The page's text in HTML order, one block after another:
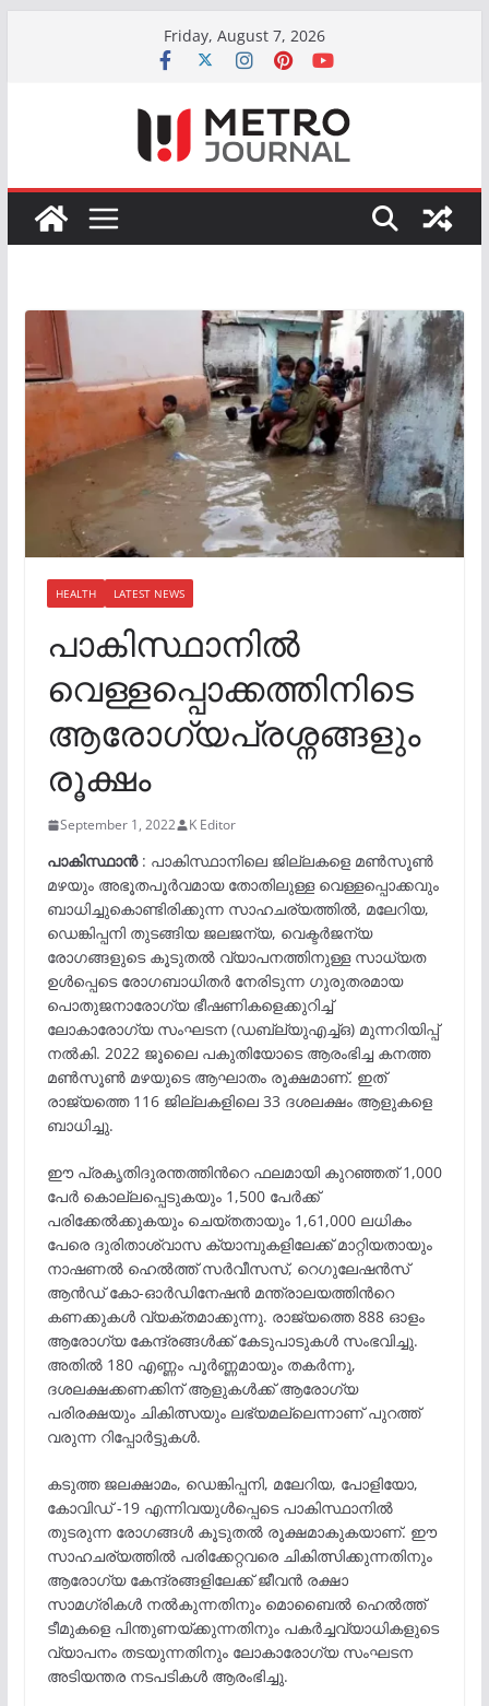
Friday, August 7, 2026
HEALTH LATEST NEWS
പാകിസ്ഥാനിൽ
വെള്ളപ്പൊക്കത്തിനിടെ
ആരോഗ്യപ്രശ്നങ്ങളും
രൂക്ഷം
September 1, 2022 K Editor
പാകിസ്ഥാൻ : പാകിസ്ഥാനിലെ ജില്ലകളെ മൺസൂൺ
മഴയും അഭൂതപൂർവമായ തോതിലുള്ള വെള്ളപ്പൊക്കവും
ബാധിച്ചുകൊണ്ടിരിക്കുന്ന സാഹചര്യത്തിൽ, മലേറിയ,
ഡെങ്കിപ്പനി തുടങ്ങിയ ജലജന്യ, വെക്ടർജന്യ
രോഗങ്ങളുടെ കൂടുതൽ വ്യാപനത്തിനുള്ള സാധ്യത
ഉൾപ്പെടെ രോഗബാധിതർ നേരിടുന്ന ഗുരുതരമായ
പൊതുജനാരോഗ്യ ഭീഷണികളെക്കുറിച്ച്
ലോകാരോഗ്യ സംഘടന (ഡബ്ല്യുഎച്ച്ഒ) മുന്നറിയിപ്പ്
നൽകി. 2022 ജൂലൈ പകുതിയോടെ ആരംഭിച്ച കനത്ത
മൺസൂൺ മഴയുടെ ആഘാതം രൂക്ഷമാണ്. ഇത്
രാജ്യത്തെ 116 ജില്ലകളിലെ 33 ദശലക്ഷം ആളുകളെ
ബാധിച്ചു.
ഈ പ്രകൃതിദുരന്തത്തിന്‍റെ ഫലമായി കുറഞ്ഞത് 1,000
പേർ കൊല്ലപ്പെടുകയും 1,500 പേർക്ക്
പരിക്കേൽക്കുകയും ചെയ്തതായും 1,61,000 ലധികം
പേരെ ദുരിതാശ്വാസ ക്യാമ്പുകളിലേക്ക് മാറ്റിയതായും
നാഷണൽ ഹെൽത്ത് സർവീസസ്, റെഗുലേഷൻസ്
ആൻഡ് കോ-ഓർഡിനേഷൻ മന്ത്രാലയത്തിന്‍റെ
കണക്കുകൾ വ്യക്തമാക്കുന്നു. രാജ്യത്തെ 888 ഓളം
ആരോഗ്യ കേന്ദ്രങ്ങൾക്ക് കേടുപാടുകൾ സംഭവിച്ചു.
അതിൽ 180 എണ്ണം പൂർണ്ണമായും തകർന്നു,
ദശലക്ഷക്കണക്കിന് ആളുകൾക്ക് ആരോഗ്യ
പരിരക്ഷയും ചികിത്സയും ലഭ്യമല്ലെന്നാണ് പുറത്ത്
വരുന്ന റിപ്പോർട്ടുകൾ.
കടുത്ത ജലക്ഷാമം, ഡെങ്കിപ്പനി, മലേറിയ, പോളിയോ,
കോവിഡ് -19 എന്നിവയുൾപ്പെടെ പാകിസ്ഥാനിൽ
തുടരുന്ന രോഗങ്ങൾ കൂടുതൽ രൂക്ഷമാകുകയാണ്. ഈ
സാഹചര്യത്തിൽ പരിക്കേറ്റവരെ ചികിത്സിക്കുന്നതിനും
ആരോഗ്യ കേന്ദ്രങ്ങളിലേക്ക് ജീവൻ രക്ഷാ
സാമഗ്രികൾ നൽകുന്നതിനും മൊബൈൽ ഹെൽത്ത്
ടീമുകളെ പിന്തുണയ്ക്കുന്നതിനും പകർച്ചവ്യാധികളുടെ
വ്യാപനം തടയുന്നതിനും ലോകാരോഗ്യ സംഘടന
അടിയന്തര നടപടികൾ ആരംഭിച്ചു.